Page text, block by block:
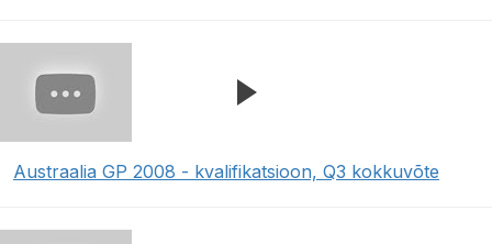
Austraalia GP 2008 - kvalifikatsioon, Q3 kokkuvõte